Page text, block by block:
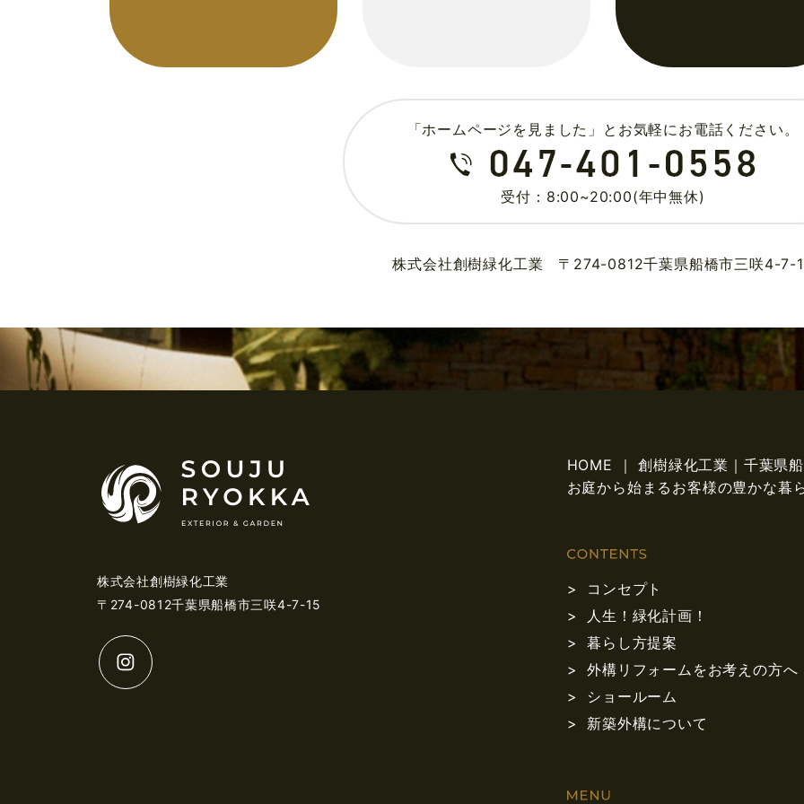
「ホームページを見ました」とお気軽にお電話ください。
受付：8:00~20:00(年中無休)
株式会社創樹緑化工業 〒274-0812千葉県船橋市三咲4-7-
株式会社創樹緑化工業
〒274-0812千葉県船橋市三咲4-7-15
HOME ｜ 創樹緑化工業｜千葉県
お庭から始まるお客様の豊かな暮
コンセプト
人生！緑化計画！
暮らし方提案
外構リフォームをお考えの方へ
ショールーム
新築外構について